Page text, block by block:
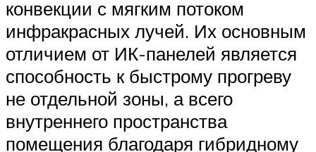
конвекции с мягким потоком
инфракрасных лучей. Их основным
отличием от ИК-панелей является
способность к быстрому прогреву
не отдельной зоны, а всего
внутреннего пространства
помещения благодаря гибридному